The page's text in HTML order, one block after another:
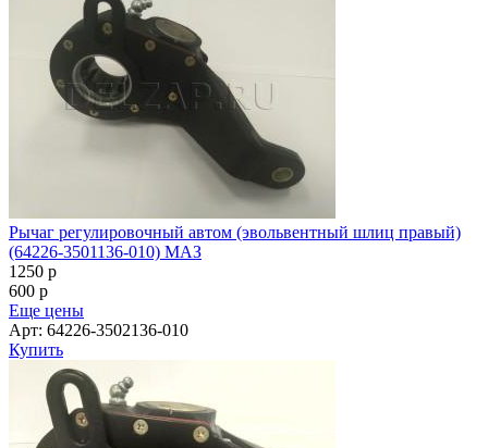
Рычаг регулировочный автом (эвольвентный шлиц правый)
(64226-3501136-010) МАЗ
1250 p
600 p
Еще цены
Арт: 64226-3502136-010
Купить